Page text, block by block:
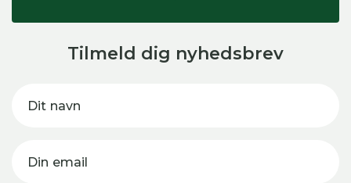
Tilmeld dig nyhedsbrev
Dit navn
Din email